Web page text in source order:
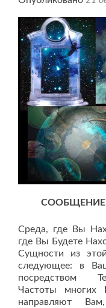
СООБЩЕНИЕ
Среда, где Вы
где Вы Будете
Сущности из
следующее: в
посредством
Частоты многих
направляют